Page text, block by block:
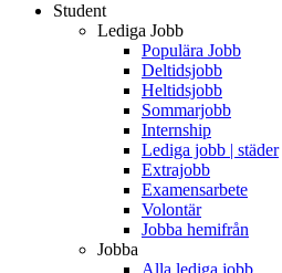
Student
Lediga Jobb
Populära Jobb
Deltidsjobb
Heltidsjobb
Sommarjobb
Internship
Lediga jobb | städer
Extrajobb
Examensarbete
Volontär
Jobba hemifrån
Jobba
Alla lediga jobb